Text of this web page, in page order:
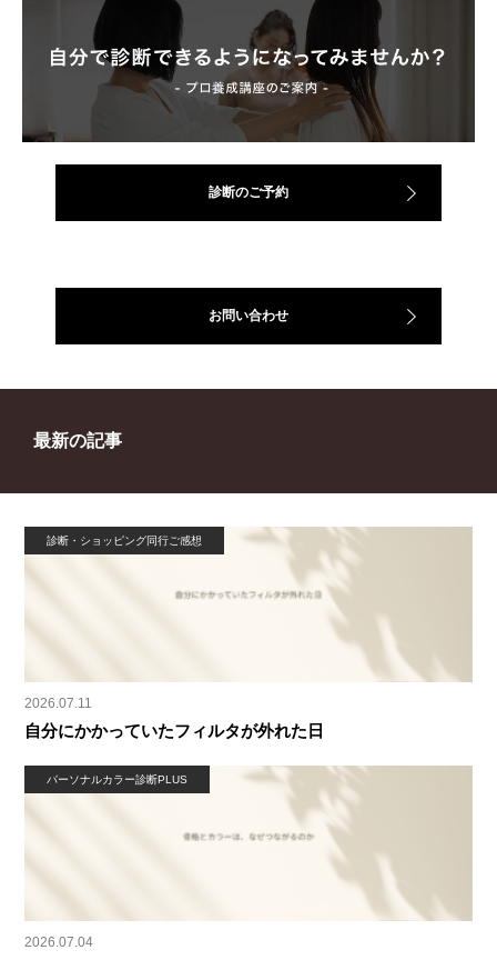
診断のご予約
お問い合わせ
最新の記事
診断・ショッピング同行ご感想
2026.07.11
自分にかかっていたフィルタが外れた日
パーソナルカラー診断PLUS
2026.07.04